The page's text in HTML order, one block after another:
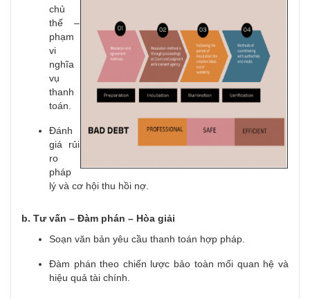
chủ
thể –
phạm
vi
nghĩa
vụ
thanh
toán.
Đánh
giá rủi
ro
pháp
lý và cơ hội thu hồi nợ.
b. Tư vấn – Đàm phán – Hòa giải
Soạn văn bản yêu cầu thanh toán hợp pháp.
Đàm phán theo chiến lược bảo toàn mối quan hệ và
hiệu quả tài chính.